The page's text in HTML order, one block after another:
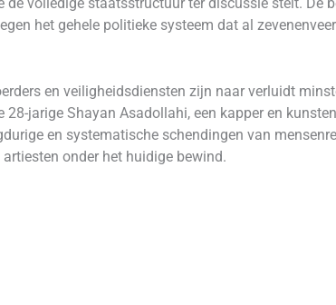
het gehele politieke systeem dat al
en veiligheidsdiensten zijn naar verluidt
jarige Shayan Asadollahi, een kapper en
en systematische schendingen van
onder het huidige bewind.